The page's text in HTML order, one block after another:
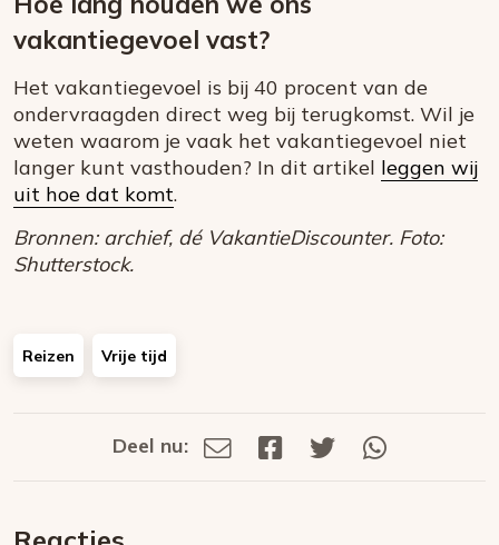
vakantiegevoel vast?
Het vakantiegevoel is bij 40 procent van de
ondervraagden direct weg bij terugkomst. Wil je
weten waarom je vaak het vakantiegevoel niet
langer kunt vasthouden? In dit artikel leggen wij
uit hoe dat komt.
Bronnen: archief, dé VakantieDiscounter. Foto:
Shutterstock.
Reizen Vrije tijd
Deel
Deel nu:
Deel
Deel
Deel